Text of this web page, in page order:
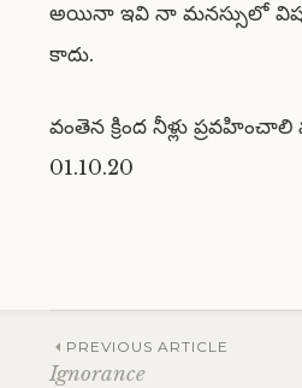
అయినా ఇవి నా మనస్సులో
కాదు.
వంతెన క్రింద నీళ్లు
01.10.20
Post
PREVIOUS ARTICLE
Ignorance